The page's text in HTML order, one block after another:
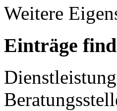
Weitere
Einträge